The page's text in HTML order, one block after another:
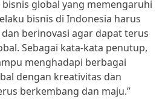
global yang memengaruhi
bisnis di Indonesia harus
berinovasi agar dapat terus
Sebagai kata-kata penutup,
menghadapi berbagai
dengan kreativitas dan
berkembang dan maju.”